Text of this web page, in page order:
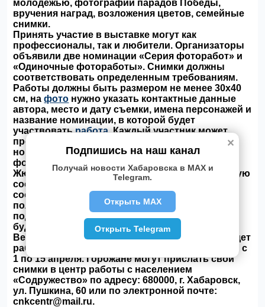
молодежью, фотографии парадов Победы,
вручения наград, возложения цветов, семейные
снимки.
Принять участие в выставке могут как
профессионалы, так и любители. Организаторы
объявили две номинации «Серия фоторабот» и
«Одиночные фотоработы». Снимки должны
соответствовать определенным требованиям.
Работы должны быть размером не менее 30х40
см, нафото нужно указать контактные данные
автора, место и дату съемки, имена персонажей и
название номинации, в которой будет
участвоватьработа. Каждый участник может
предоставить не более 5 работ в каждой
номинации. Репродукции с исторических
фотографий не оцениваются.
Жюри оценит оригинальность и художественную
составляющую снимка, техничность и
соответствие номинации. Лауреаты конкурса
получат дипломы мэра города и ценные
подарки. Церемония открытия фотовыставки
будет приурочена к 72-й годовщине Победы в
Великой Отечественной войне. Экспозиция будет
работать до 15 сентября. Работы принимаются с
1 по 15 апреля. Горожане могут прислать свои
снимки в центр работы с населением
«Содружество» по адресу: 680000, г. Хабаровск,
ул. Пушкина, 60 или по электронной почте:
cnkcentr@mail.ru.
✕
Подпишись на наш канал
Получай новости Хабаровска в MAX и
Telegram.
Открыть MAX
Открыть Telegram